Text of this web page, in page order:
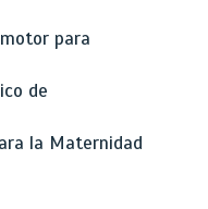
para
de
la Maternidad